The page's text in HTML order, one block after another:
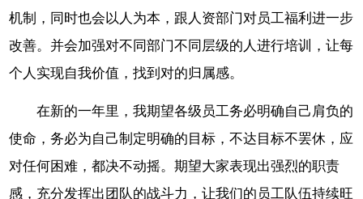
机制，同时也会以人为本，跟人资部门对员工福利进一步
改善。并会加强对不同部门不同层级的人进行培训，让每
个人实现自我价值，找到对的归属感。
在新的一年里，我期望各级员工务必明确自己肩负的
使命，务必为自己制定明确的目标，不达目标不罢休，应
对任何困难，都决不动摇。期望大家表现出强烈的职责
感，充分发挥出团队的战斗力，让我们的员工队伍持续旺